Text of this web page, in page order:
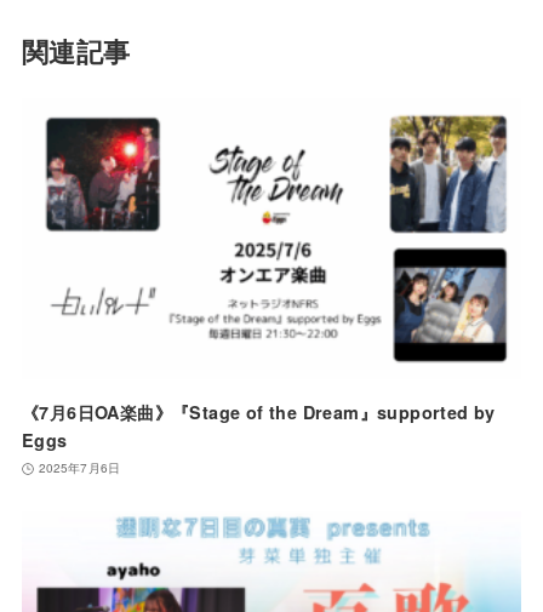
関連記事
《7月6日OA楽曲》『Stage of the Dream』supported by
Eggs
2025年7月6日